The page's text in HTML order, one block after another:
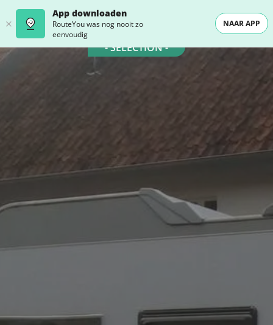
App downloaden
RouteYou was nog nooit zo
eenvoudig
NAAR APP
- SELECTION -